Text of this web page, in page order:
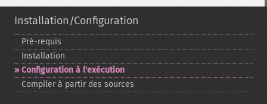
Installation/Configuration
Pré-​requis
Installation
Configuration à l'exécution
Compiler à partir des sources